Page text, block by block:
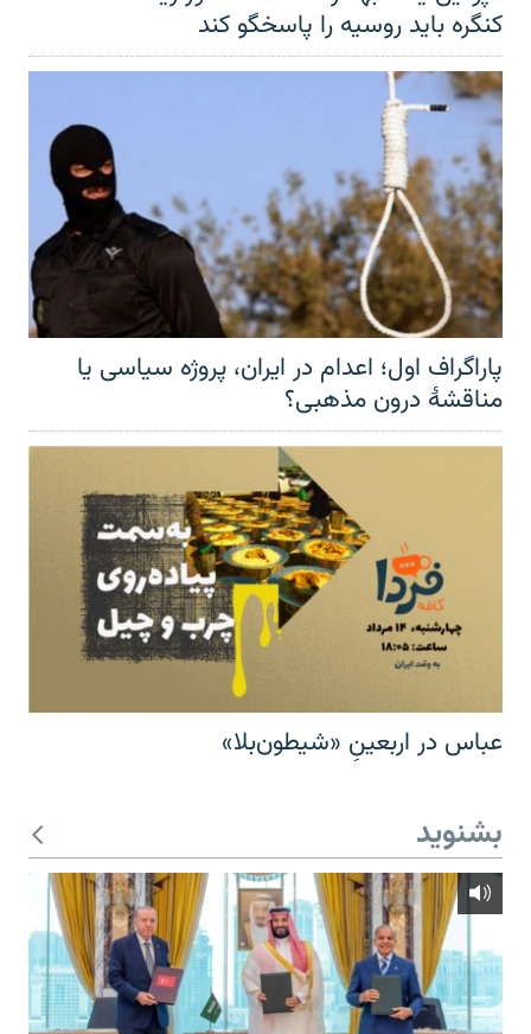
کنگره باید روسیه را پاسخگو کند
پاراگراف اول؛ اعدام در ایران، پروژه سیاسی یا
مناقشهٔ درون مذهبی؟
عباس در اربعینِ «شیطون‌بلا»
بشنوید